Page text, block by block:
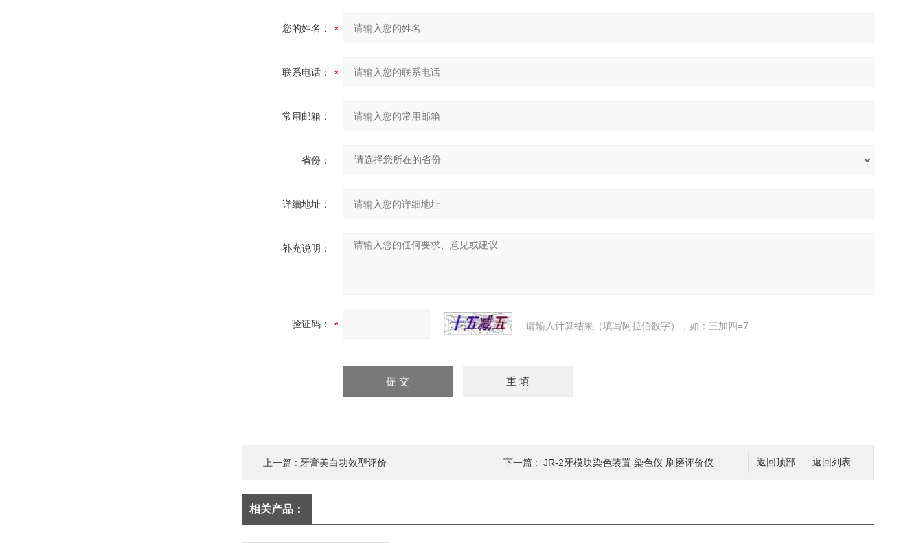
您的姓名：
联系电话：
常用邮箱：
省份：
详细地址：
补充说明：
验证码： 请输入计算结果（填写阿拉伯数字），如：三加四=7
返回列表
返回顶部
上一篇 : 牙膏美白功效型评价 下一篇 : JR-2牙模块染色装置 染色仪 刷磨评价仪
相关产品：